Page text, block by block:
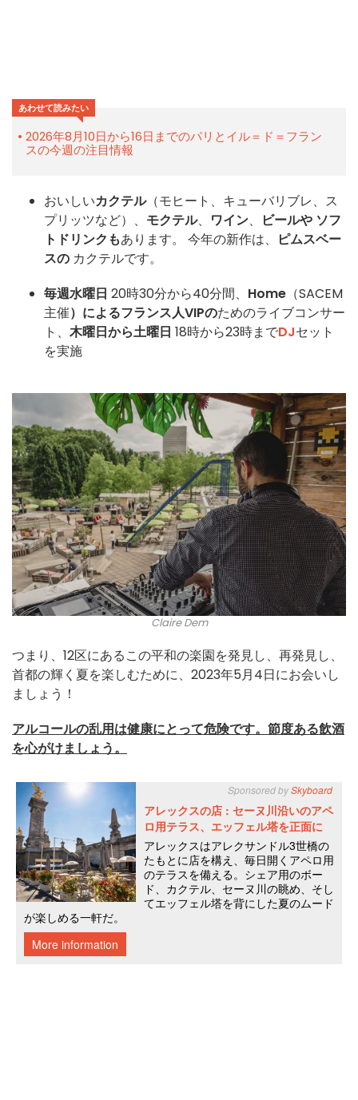
あわせて読みたい
2026年8月10日から16日までのパリとイル＝ド＝フラン
スの今週の注目情報
おいしいカクテル（モヒート、キューバリブレ、ス
プリッツなど）、 モクテル、 ワイン、 ビールや ソフ
トドリンクもあります。 今年の新作は、
ピムスベー
スの カクテルです。
毎週水曜日 20時30分から40分間、 Home （SACEM
主催）によるフランス人VIPのためのライブコンサー
ト、 木曜日から土曜日 18時から23時までDJセット
を実施
Claire Dem
つまり、12区にあるこの平和の楽園を発見し、再発見し、
首都の輝く夏を楽しむために、2023年5月4日にお会いし
ましょう！
アルコールの乱用は健康にとって危険です。節度ある飲酒
を心がけましょう。